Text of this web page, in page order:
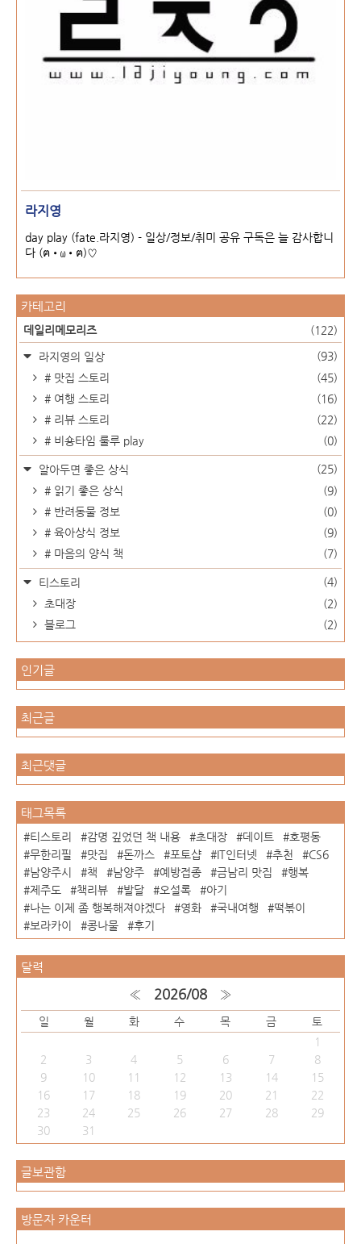
라지영
day play (fate.라지영) - 일상/정보/취미 공유 구독은 늘 감사합니
다 (ฅ•ω•ฅ)♡
카테고리
데일리메모리즈 (122)
라지영의 일상
(93)
# 맛집 스토리
(45)
# 여행 스토리
(16)
# 리뷰 스토리
(22)
# 비숑타임 룰루 play
(0)
알아두면 좋은 상식
(25)
# 읽기 좋은 상식
(9)
# 반려동물 정보
(0)
# 육아상식 정보
(9)
# 마음의 양식 책
(7)
티스토리
(4)
초대장
(2)
블로그
(2)
인기글
최근글
최근댓글
태그목록
티스토리 감명 깊었던 책 내용 초대장 데이트
호평동
무한리필
맛집 돈까스 포토샵 IT인터넷 추천
CS6
남양주시
책 남양주 예방접종 금남리 맛집
행복
제주도
책리뷰 발달 오설록
아기
나는 이제 좀 행복해져야겠다
영화 국내여행
떡볶이
보라카이
콩나물 후기
달력
« 2026/08 »
일 월 화 수 목 금
토
1
2
3 4 5 6 7
8
9
10 11 12 13 14
15
16
17 18 19 20 21
22
23
24 25 26 27 28
29
30
31
글보관함
방문자 카운터